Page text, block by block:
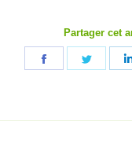
Partager cet
Partager